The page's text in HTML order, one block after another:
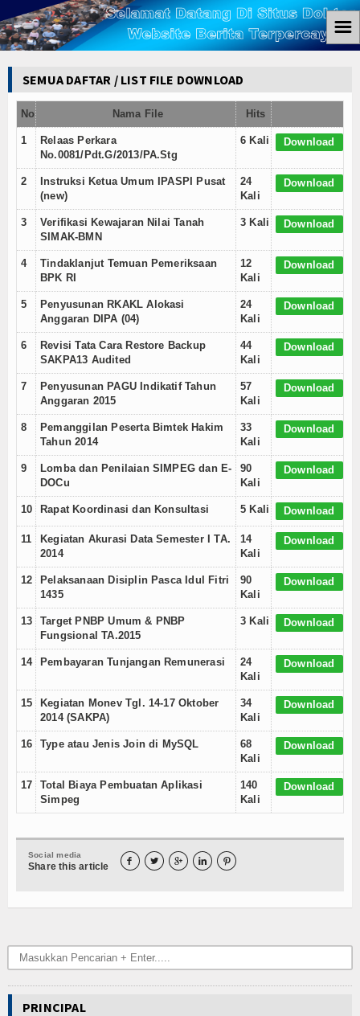
Berita
Ham
Kemiskinan
Koruptor
Ekonomi
Politik
Hukum
Tutorial
Internasional
Teknologi
Koleksi Video
Album Foto
E-Learning
Agenda
Data Alumni
Konsultasi
Lainnya
Kesehatan
Kuliner
Dalam Negeri
Luar Negeri
☰
SEMUA DAFTAR / LIST FILE DOWNLOAD
No Nama File Hits
1
Relaas Perkara
No.0081/Pdt.G/2013/PA.Stg
6 Kali Download
2
Instruksi Ketua Umum IPASPI Pusat
(new)
24
Kali
Download
3
Verifikasi Kewajaran Nilai Tanah
SIMAK-BMN
3 Kali Download
4
Tindaklanjut Temuan Pemeriksaan
BPK RI
12
Kali
Download
5
Penyusunan RKAKL Alokasi
Anggaran DIPA (04)
24
Kali
Download
6
Revisi Tata Cara Restore Backup
SAKPA13 Audited
44
Kali
Download
7
Penyusunan PAGU Indikatif Tahun
Anggaran 2015
57
Kali
Download
8
Pemanggilan Peserta Bimtek Hakim
Tahun 2014
33
Kali
Download
9
Lomba dan Penilaian SIMPEG dan E-
DOCu
90
Kali
Download
10 Rapat Koordinasi dan Konsultasi 5 Kali Download
11
Kegiatan Akurasi Data Semester I TA.
2014
14
Kali
Download
12
Pelaksanaan Disiplin Pasca Idul Fitri
1435
90
Kali
Download
13
Target PNBP Umum & PNBP
Fungsional TA.2015
3 Kali Download
14 Pembayaran Tunjangan Remunerasi
24
Kali
Download
15
Kegiatan Monev Tgl. 14-17 Oktober
2014 (SAKPA)
34
Kali
Download
16 Type atau Jenis Join di MySQL
68
Kali
Download
17
Total Biaya Pembuatan Aplikasi
Simpeg
140
Kali
Download
Social media
Share this article     
PRINCIPAL